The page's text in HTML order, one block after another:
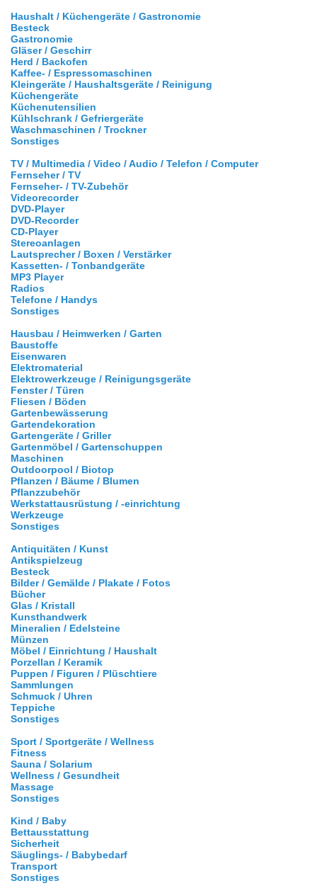
Haushalt / Küchengeräte / Gastronomie
Besteck
Gastronomie
Gläser / Geschirr
Herd / Backofen
Kaffee- / Espressomaschinen
Kleingeräte / Haushaltsgeräte / Reinigung
Küchengeräte
Küchenutensilien
Kühlschrank / Gefriergeräte
Waschmaschinen / Trockner
Sonstiges
TV / Multimedia / Video / Audio / Telefon / Computer
Fernseher / TV
Fernseher- / TV-Zubehör
Videorecorder
DVD-Player
DVD-Recorder
CD-Player
Stereoanlagen
Lautsprecher / Boxen / Verstärker
Kassetten- / Tonbandgeräte
MP3 Player
Radios
Telefone / Handys
Sonstiges
Hausbau / Heimwerken / Garten
Baustoffe
Eisenwaren
Elektromaterial
Elektrowerkzeuge / Reinigungsgeräte
Fenster / Türen
Fliesen / Böden
Gartenbewässerung
Gartendekoration
Gartengeräte / Griller
Gartenmöbel / Gartenschuppen
Maschinen
Outdoorpool / Biotop
Pflanzen / Bäume / Blumen
Pflanzzubehör
Werkstattausrüstung / -einrichtung
Werkzeuge
Sonstiges
Antiquitäten / Kunst
Antikspielzeug
Besteck
Bilder / Gemälde / Plakate / Fotos
Bücher
Glas / Kristall
Kunsthandwerk
Mineralien / Edelsteine
Münzen
Möbel / Einrichtung / Haushalt
Porzellan / Keramik
Puppen / Figuren / Plüschtiere
Sammlungen
Schmuck / Uhren
Teppiche
Sonstiges
Sport / Sportgeräte / Wellness
Fitness
Sauna / Solarium
Wellness / Gesundheit
Massage
Sonstiges
Kind / Baby
Bettausstattung
Sicherheit
Säuglings- / Babybedarf
Transport
Sonstiges